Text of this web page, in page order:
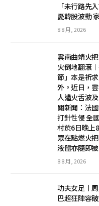
「未行路先
憂韓股波動
8 8 月, 2026
雲南曲靖火
火倒地翻滾
節」本是祈
外。近日，
人遭火舌波
關新聞：法
打針性侵 全
村於6日晚上
眾在點燃火
液體亦隨即
8 8 月, 2026
功夫女足丨
巴超狂陣容